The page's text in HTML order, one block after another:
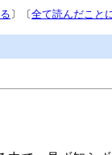
〕〔全て読んだこと